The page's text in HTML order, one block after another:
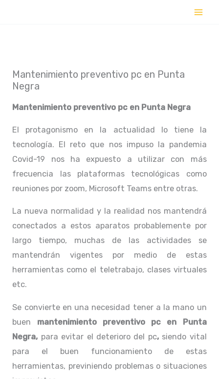
Mantenimiento preventivo pc en Punta
Negra
Mantenimiento preventivo pc en Punta Negra
El protagonismo en la actualidad lo tiene la
tecnología. El reto que nos impuso la pandemia
Covid-19 nos ha expuesto a utilizar con más
frecuencia las plataformas tecnológicas como
reuniones por zoom, Microsoft Teams entre otras.
La nueva normalidad y la realidad nos mantendrá
conectados a estos aparatos probablemente por
largo tiempo, muchas de las actividades se
mantendrán vigentes por medio de estas
herramientas como el teletrabajo, clases virtuales
etc.
Se convierte en una necesidad tener a la mano un
buen mantenimiento preventivo pc en Punta
Negra, para evitar el deterioro del pc, siendo vital
para el buen funcionamiento de estas
herramientas, previniendo problemas o situaciones